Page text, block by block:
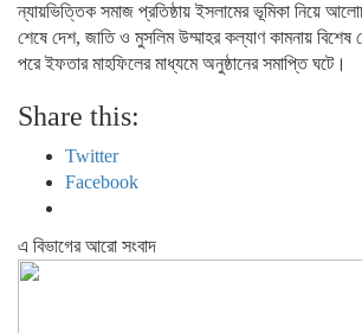
ন্যায়ভিত্তিক সমাজ প্রতিষ্ঠায় ইসলামের ভূমিকা নিয়ে
শেষে দেশ, জাতি ও মুসলিম উম্মাহর কল্যাণ কামনায় বিশেষ
পরে ইফতার মাহফিলের মাধ্যমে অনুষ্ঠানের সমাপ্তি ঘটে।
Share this:
Twitter
Facebook
এ বিভাগের আরো সংবাদ